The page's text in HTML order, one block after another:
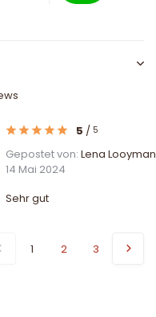
5 / 5
Gepostet von: Lena
14 Mai 2024
Sehr gut
1 2 3